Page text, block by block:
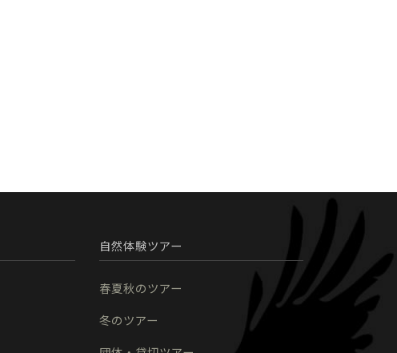
自然体験ツアー
春夏秋のツアー
冬のツアー